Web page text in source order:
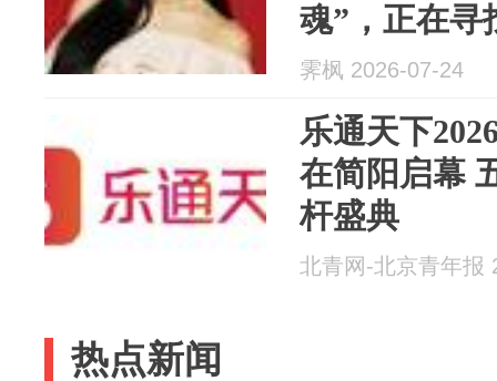
魂”，正在寻
霁枫 2026-07-24
乐通天下
在简阳启幕
杆盛典
北青网-北京青年报
热点新闻